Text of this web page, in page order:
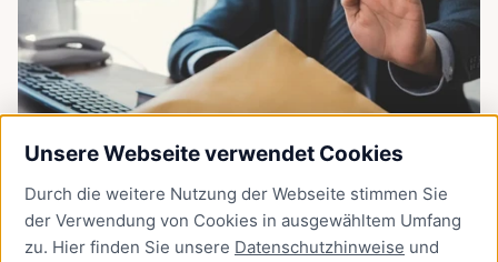
Unsere Webseite verwendet Cookies
Durch die weitere Nutzung der Webseite stimmen Sie
der Verwendung von Cookies in ausgewähltem Umfang
zu. Hier finden Sie unsere Datenschutzhinweise und
Antikorruption - Rathaus